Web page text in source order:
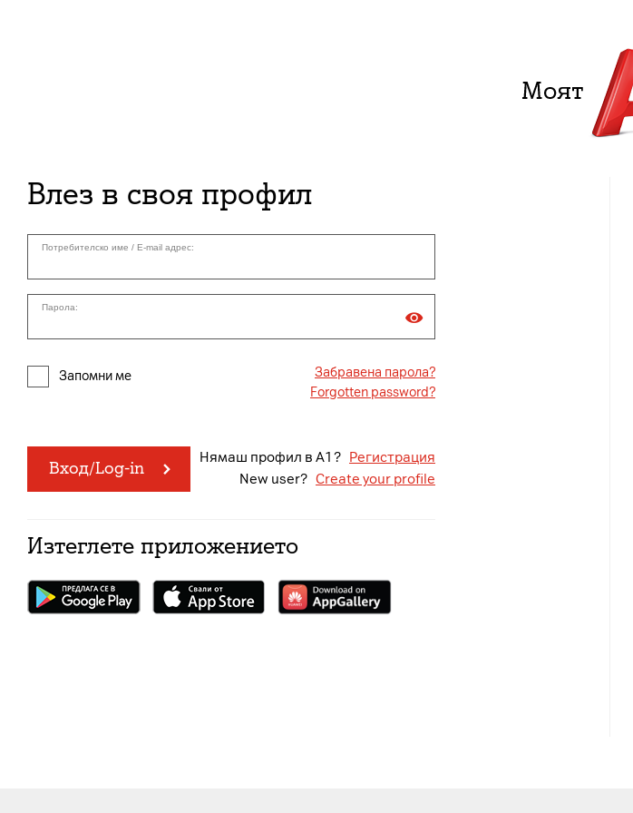
Влез в своя профил
Потребителско име / E-mail адрес:
Парола:
Запомни ме
Забравена парола?
Forgotten password?
Вход/Log-in
Нямаш профил в A1? Регистрация
New user? Create your profile
Изтеглете приложението